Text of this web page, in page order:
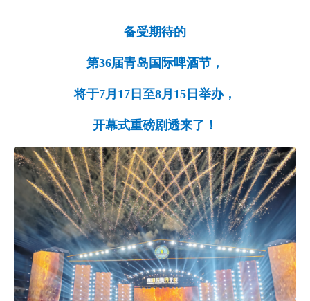
备受期待的
第36届青岛国际啤酒节，
将于7月17日至8月15日举办，
开幕式重磅剧透来了！